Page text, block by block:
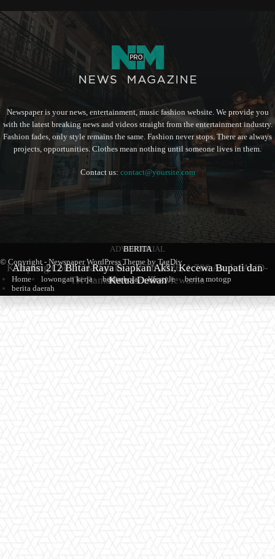
BERITA
Sambut Hari Jadi ke-702, Pemkab Blitar Resmi Buka
Blitarian Expo
ADVERTORIAL
Kampung Coklat Harlah ke -12 Th 2026, 1.700 Anak PAUD-
TK Ramaikan Lomba Mewarna
BERITA
Aliansi 212 Blitar Raya Siapkan Aksi, Kecewa Bupati dan
Ketua Dewan
Newspaper is your news, entertainment, music fashion website. We provide you
with the latest breaking news and videos straight from the entertainment industry.
Fashion fades, only style remains the same. Fashion never stops. There are always
projects, opportunities. Clothes mean nothing until someone lives in them.
Contact us: contact@yoursite.com
© Copyright - Newspaper WordPress Theme by TagDiv
Home
lowongan kerja berita bola lifestyle
berita motogp
berita daerah